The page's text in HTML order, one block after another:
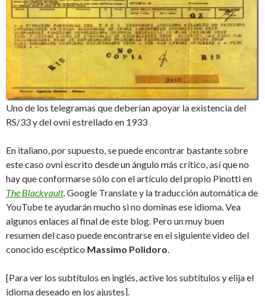
Uno de los telegramas que deberían apoyar la existencia del
RS/33 y del ovni estrellado en 1933
En italiano, por supuesto, se puede encontrar bastante sobre
este caso ovni escrito desde un ángulo más crítico, así que no
hay que conformarse sólo con el artículo del propio Pinotti en
The Blackvault. Google Translate y la traducción automática de
YouTube te ayudarán mucho si no dominas ese idioma. Vea
algunos enlaces al final de este blog. Pero un muy buen
resumen del caso puede encontrarse en el siguiente video del
conocido escéptico Massimo Polidoro.
[Para ver los subtítulos en inglés, active los subtítulos y elija el
idioma deseado en los ajustes].